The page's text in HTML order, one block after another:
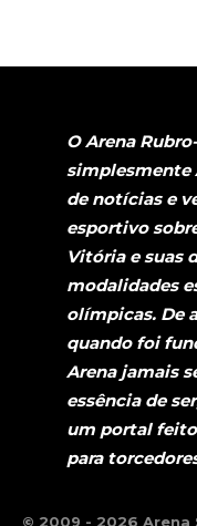
O Arena
simplesmente
de notícias e
esportivo
Vitória e suas
modalidades
olímpicas. De
quando foi
Arena jamais
essência de
um portal
para
© 2009 - 2026 Arena